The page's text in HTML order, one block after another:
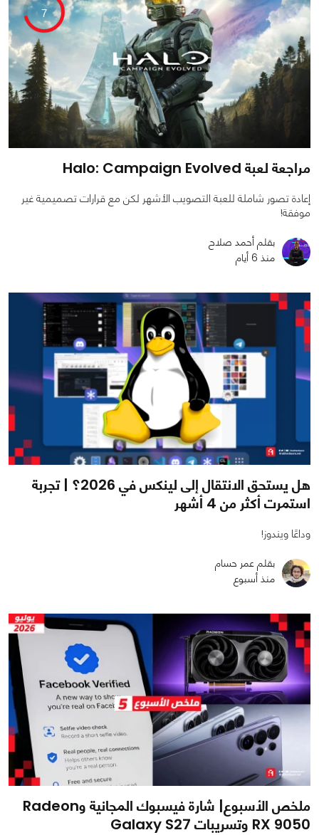
7
1250
0
0
مراجعة لعبة Halo: Campaign Evolved
إعادة تصور شاملة للعبة التصويب الأشهر لكن مع قرارات تصميمية غير
موفقة!
بقلم أحمد صلاح
منذ 6 أيام
1608
0
هل يستحق الانتقال إلى لينكس في 2026؟ | تجربة
استمرت أكثر من 4 أشهر
وداعًا ويندوز!
بقلم عمر حسام
منذ أسبوع
ملخص الأسبوع| شارة فيسبوك المجانية وRadeon
RX 9050 وتسريبات Galaxy S27